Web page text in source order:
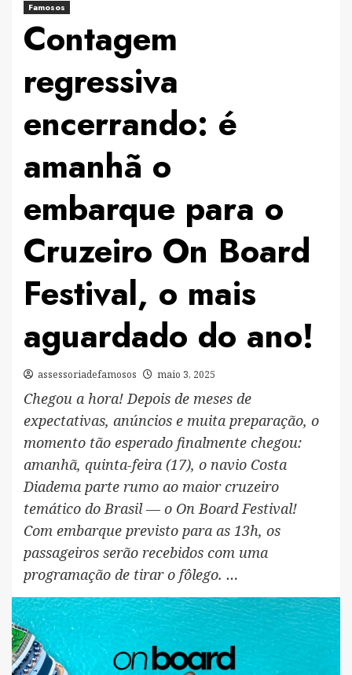
Famosos
Contagem
regressiva
encerrando: é
amanhã o
embarque para o
Cruzeiro On Board
Festival, o mais
aguardado do ano!
assessoriadefamosos maio 3, 2025
Chegou a hora! Depois de meses de
expectativas, anúncios e muita preparação, o
momento tão esperado finalmente chegou:
amanhã, quinta-feira (17), o navio Costa
Diadema parte rumo ao maior cruzeiro
temático do Brasil — o On Board Festival!
Com embarque previsto para as 13h, os
passageiros serão recebidos com uma
programação de tirar o fôlego. …